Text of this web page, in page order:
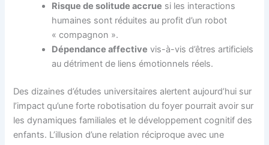
Risque de solitude accrue si les interactions
humaines sont réduites au profit d’un robot
« compagnon ».
Dépendance affective vis-à-vis d’êtres artificiels
au détriment de liens émotionnels réels.
Des dizaines d’études universitaires alertent aujourd’hui sur
l’impact qu’une forte robotisation du foyer pourrait avoir sur
les dynamiques familiales et le développement cognitif des
enfants. L’illusion d’une relation réciproque avec une